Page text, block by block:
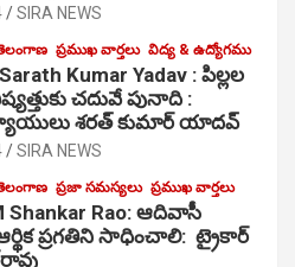
SIRA NEWS
ప్రముఖ వార్తలు విద్య & ఉద్యోగము
Kumar Yadav : పిల్లల
చదువే పునాది :
శరత్ కుమార్ యాదవ్
SIRA NEWS
ప్రజా సమస్యలు ప్రముఖ వార్తలు
Shankar Rao: ఆదివాసీ
ప్రగతిని సాధించాలి: ట్రైకార్